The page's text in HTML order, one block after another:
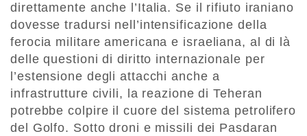
direttamente anche l’Italia. Se il rifiuto iraniano
dovesse tradursi nell’intensificazione della
ferocia militare americana e israeliana, al di là
delle questioni di diritto internazionale per
l’estensione degli attacchi anche a
infrastrutture civili, la reazione di Teheran
potrebbe colpire il cuore del sistema petrolifero
del Golfo. Sotto droni e missili dei Pasdaran